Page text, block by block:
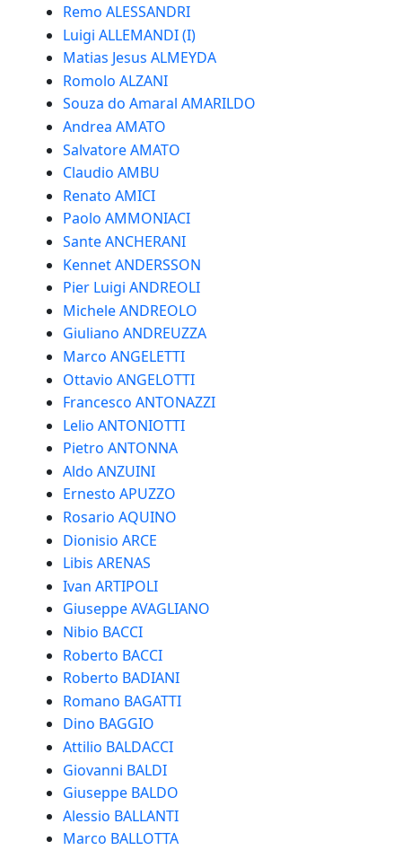
Remo ALESSANDRI
Luigi ALLEMANDI (I)
Matias Jesus ALMEYDA
Romolo ALZANI
Souza do Amaral AMARILDO
Andrea AMATO
Salvatore AMATO
Claudio AMBU
Renato AMICI
Paolo AMMONIACI
Sante ANCHERANI
Kennet ANDERSSON
Pier Luigi ANDREOLI
Michele ANDREOLO
Giuliano ANDREUZZA
Marco ANGELETTI
Ottavio ANGELOTTI
Francesco ANTONAZZI
Lelio ANTONIOTTI
Pietro ANTONNA
Aldo ANZUINI
Ernesto APUZZO
Rosario AQUINO
Dionisio ARCE
Libis ARENAS
Ivan ARTIPOLI
Giuseppe AVAGLIANO
Nibio BACCI
Roberto BACCI
Roberto BADIANI
Romano BAGATTI
Dino BAGGIO
Attilio BALDACCI
Giovanni BALDI
Giuseppe BALDO
Alessio BALLANTI
Marco BALLOTTA